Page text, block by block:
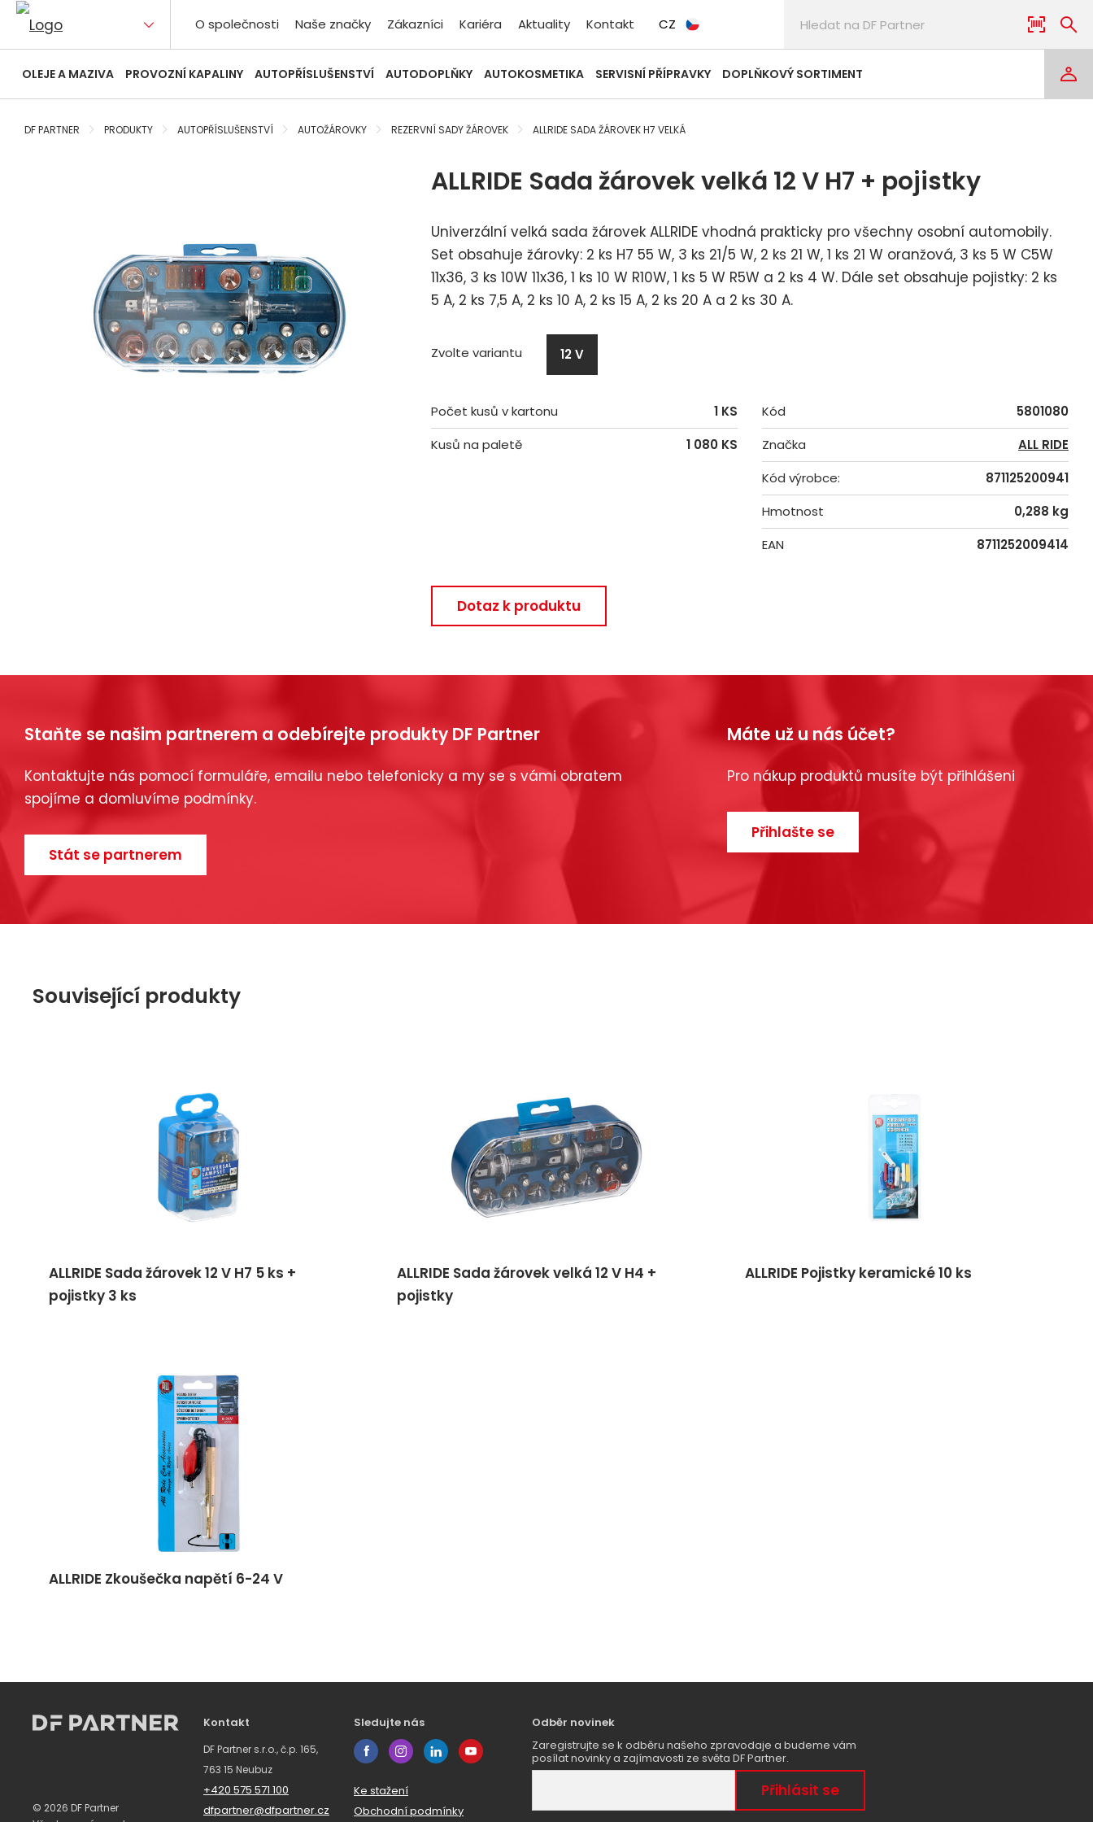
O společnosti Naše značky Zákazníci Kariéra Aktuality Kontakt CZ
OLEJE A MAZIVA PROVOZNÍ KAPALINY AUTOPŘÍSLUŠENSTVÍ AUTODOPLŇKY AUTOKOSMETIKA SERVISNÍ PŘÍPRAVKY DOPLŇKOVÝ SORTIMENT
DF PARTNER PRODUKTY AUTOPŘÍSLUŠENSTVÍ AUTOŽÁROVKY REZERVNÍ SADY ŽÁROVEK ALLRIDE SADA ŽÁROVEK H7 VELKÁ
ALLRIDE Sada žárovek velká 12 V H7 + pojistky
Univerzální velká sada žárovek ALLRIDE vhodná prakticky pro všechny osobní automobily.
Set obsahuje žárovky: 2 ks H7 55 W, 3 ks 21/5 W, 2 ks 21 W, 1 ks 21 W oranžová, 3 ks 5 W C5W
11x36, 3 ks 10W 11x36, 1 ks 10 W R10W, 1 ks 5 W R5W a 2 ks 4 W. Dále set obsahuje pojistky: 2 ks
5 A, 2 ks 7,5 A, 2 ks 10 A, 2 ks 15 A, 2 ks 20 A a 2 ks 30 A.
Zvolte variantu 12 V
Počet kusů v kartonu
1 KS
Kusů na paletě
1 080 KS
Kód
5801080
Značka
ALL RIDE
Kód výrobce:
871125200941
Hmotnost
0,288 kg
EAN
8711252009414
Dotaz k produktu
Staňte se našim partnerem a odebírejte produkty DF Partner
Kontaktujte nás pomocí formuláře, emailu nebo telefonicky a my se s vámi obratem
spojíme a domluvíme podmínky.
Stát se partnerem
Máte už u nás účet?
Pro nákup produktů musíte být přihlášeni
Přihlašte se
Související produkty
ALLRIDE Sada žárovek 12 V H7 5 ks +
pojistky 3 ks
ALLRIDE Sada žárovek velká 12 V H4 +
pojistky
ALLRIDE Pojistky keramické 10 ks
ALLRIDE Zkoušečka napětí 6-24 V
© 2026 DF Partner
Kontakt
DF Partner s.r.o., č.p. 165,
763 15 Neubuz
+420 575 571 100
dfpartner@dfpartner.cz
Sledujte nás
Ke stažení
Obchodní podmínky
Odběr novinek
Zaregistrujte se k odběru našeho zpravodaje a budeme vám
posílat novinky a zajímavosti ze světa DF Partner.